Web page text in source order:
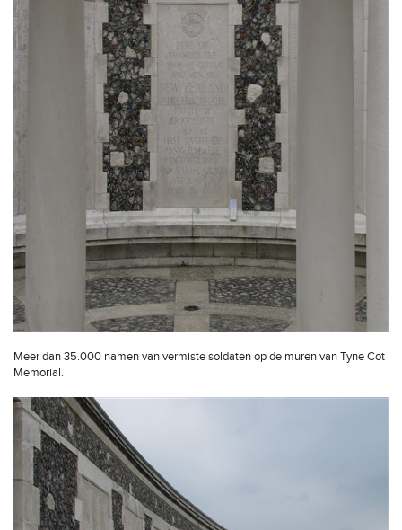
Meer dan 35.000 namen van vermiste soldaten op de muren van Tyne Cot
Memorial.